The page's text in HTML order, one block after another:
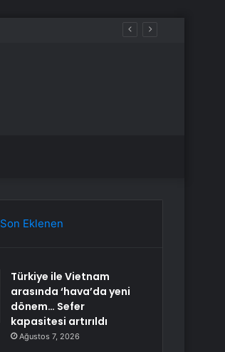
Son Eklenen
Türkiye ile Vietnam
arasında ‘hava’da yeni
dönem… Sefer
kapasitesi artırıldı
Ağustos 7, 2026